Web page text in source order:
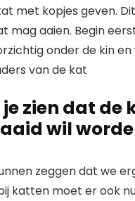
met kopjes geven.
mag aaien. Begin
onder de kin
van de kat
je zien dat de
wil
zeggen dat we
katten moet er ook